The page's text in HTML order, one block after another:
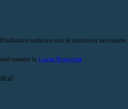
indicato con le istruzioni necessarie.
tramite la Login Spaggiari